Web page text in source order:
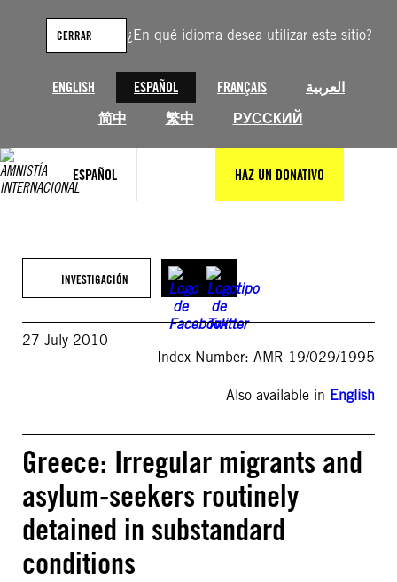
¿En qué idioma desea utilizar este sitio?
ENGLISH ESPAÑOL FRANÇAIS
العربية
简中
繁中 РУССКИЙ
CERRAR
ESPAÑOL HAZ UN DONATIVO
contenido
INVESTIGACIÓN
27 July 2010
Index Number: AMR 19/029/1995
Also available in English
Greece: Irregular migrants and
asylum-seekers routinely
detained in substandard
conditions